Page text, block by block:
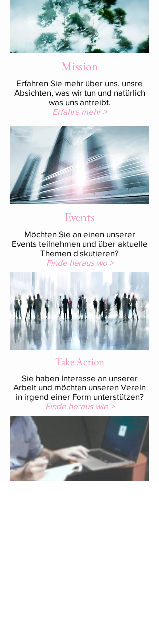
Mission
Take Action
Events
Erfahren Sie mehr über uns, unsre
Absichten, was wir tun und natürlich
was uns antreibt.
Erfahre mehr >
Sie haben Interesse an unserer
Arbeit und möchten unseren Verein
in irgend einer Form unterstützen?
Finde heraus wie >
Möchten Sie an einen unserer
Events teilnehmen und über aktuelle
Themen diskutieren?
Finde heraus wo >